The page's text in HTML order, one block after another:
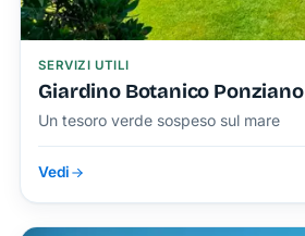
SERVIZI UTILI
Giardino Botanico Ponziano
Un tesoro verde sospeso sul mare
Vedi